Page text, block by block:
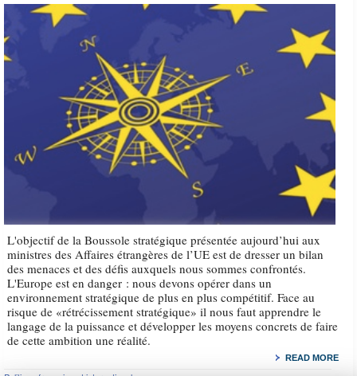
L'objectif de la Boussole stratégique présentée aujourd’hui aux
ministres des Affaires étrangères de l’UE est de dresser un bilan
des menaces et des défis auxquels nous sommes confrontés.
L'Europe est en danger : nous devons opérer dans un
environnement stratégique de plus en plus compétitif. Face au
risque de «rétrécissement stratégique» il nous faut apprendre le
langage de la puissance et développer les moyens concrets de faire
de cette ambition une réalité.
READ MORE